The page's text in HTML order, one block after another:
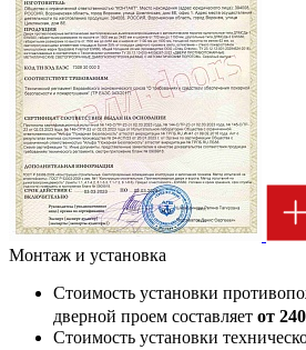
Монтаж и установка
Стоимость установки
дверной проем составляет от
Стоимость установки